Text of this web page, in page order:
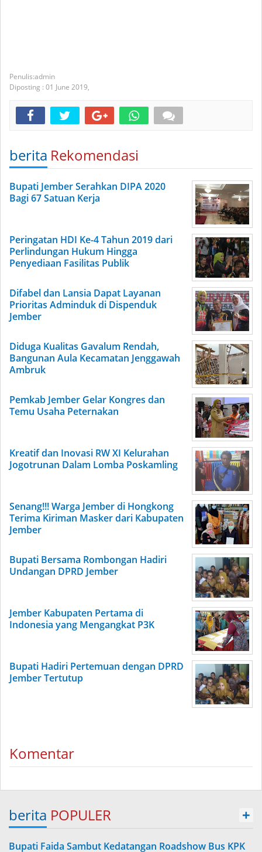
admin
Diposting : 01 June 2019,
berita Rekomendasi
Bupati Jember Serahkan DIPA 2020
Bagi 67 Satuan Kerja
Peringatan HDI Ke-4 Tahun 2019 dari
Perlindungan Hukum Hingga
Penyediaan Fasilitas Publik
Difabel dan Lansia Dapat Layanan
Prioritas Adminduk di Dispenduk
Jember
Diduga Kualitas Gavalum Rendah,
Bangunan Aula Kecamatan Jenggawah
Ambruk
Pemkab Jember Gelar Kongres dan
Temu Usaha Peternakan
Kreatif dan Inovasi RW XI Kelurahan
Jogotrunan Dalam Lomba Poskamling
Senang!!! Warga Jember di Hongkong
Terima Kiriman Masker dari Kabupaten
Jember
Bupati Bersama Rombongan Hadiri
Undangan DPRD Jember
Jember Kabupaten Pertama di
Indonesia yang Mengangkat P3K
Bupati Hadiri Pertemuan dengan DPRD
Jember Tertutup
Komentar
berita POPULER +
Bupati Faida Sambut Kedatangan Roadshow Bus KPK